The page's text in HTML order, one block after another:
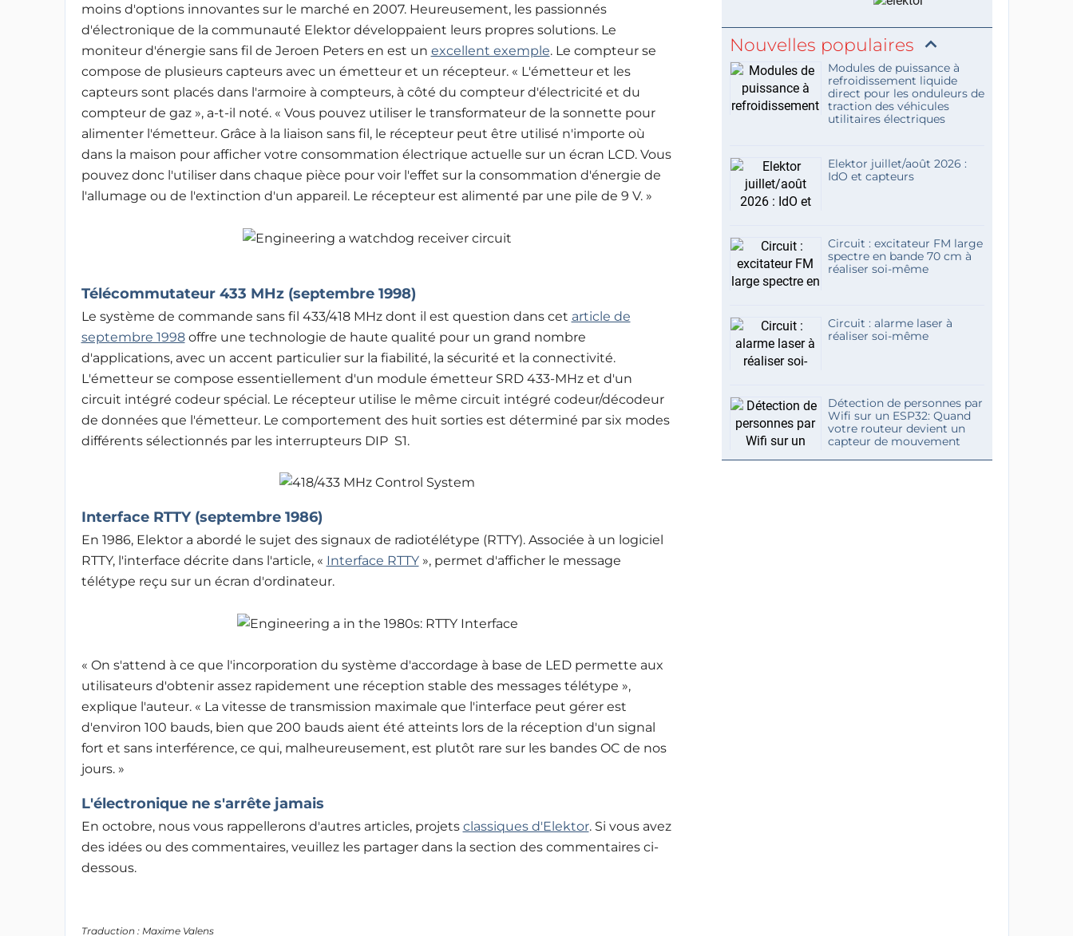
moins d'options innovantes sur le marché en 2007. Heureusement, les passionnés
d'électronique de la communauté Elektor développaient leurs propres solutions. Le
moniteur d'énergie sans fil de Jeroen Peters en est un excellent exemple. Le compteur se
compose de plusieurs capteurs avec un émetteur et un récepteur. « L'émetteur et les
capteurs sont placés dans l'armoire à compteurs, à côté du compteur d'électricité et du
compteur de gaz », a-t-il noté. « Vous pouvez utiliser le transformateur de la sonnette pour
alimenter l'émetteur. Grâce à la liaison sans fil, le récepteur peut être utilisé n'importe où
dans la maison pour afficher votre consommation électrique actuelle sur un écran LCD. Vous
pouvez donc l'utiliser dans chaque pièce pour voir l'effet sur la consommation d'énergie de
l'allumage ou de l'extinction d'un appareil. Le récepteur est alimenté par une pile de 9 V. »
Télécommutateur 433 MHz (septembre 1998)
Le système de commande sans fil 433/418 MHz dont il est question dans cet article de
septembre 1998offre une technologie de haute qualité pour un grand nombre
d'applications, avec un accent particulier sur la fiabilité, la sécurité et la connectivité.
L'émetteur se compose essentiellement d'un module émetteur SRD 433-MHz et d'un
circuit intégré codeur spécial. Le récepteur utilise le même circuit intégré codeur/décodeur
de données que l'émetteur. Le comportement des huit sorties est déterminé par six modes
différents sélectionnés par les interrupteurs DIP S1.
Interface RTTY (septembre 1986)
En 1986, Elektor a abordé le sujet des signaux de radiotélétype (RTTY). Associée à un logiciel
RTTY, l'interface décrite dans l'article, « Interface RTTY», permet d'afficher le message
télétype reçu sur un écran d'ordinateur.
« On s'attend à ce que l'incorporation du système d'accordage à base de LED permette aux
utilisateurs d'obtenir assez rapidement une réception stable des messages télétype »,
explique l'auteur. « La vitesse de transmission maximale que l'interface peut gérer est
d'environ 100 bauds, bien que 200 bauds aient été atteints lors de la réception d'un signal
fort et sans interférence, ce qui, malheureusement, est plutôt rare sur les bandes OC de nos
jours. »
L'électronique ne s'arrête jamais
En octobre, nous vous rappellerons d'autres articles, projets classiques d'Elektor. Si vous avez
des idées ou des commentaires, veuillez les partager dans la section des commentaires ci-
dessous.
Traduction : Maxime Valens
Nouvelles populaires
Modules de puissance à
refroidissement liquide
direct pour les onduleurs de
traction des véhicules
utilitaires électriques
Elektor juillet/août 2026 :
IdO et capteurs
Circuit : excitateur FM large
spectre en bande 70 cm à
réaliser soi-même
Circuit : alarme laser à
réaliser soi-même
Détection de personnes par
Wifi sur un ESP32: Quand
votre routeur devient un
capteur de mouvement